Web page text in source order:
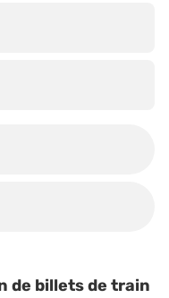
de billets de train